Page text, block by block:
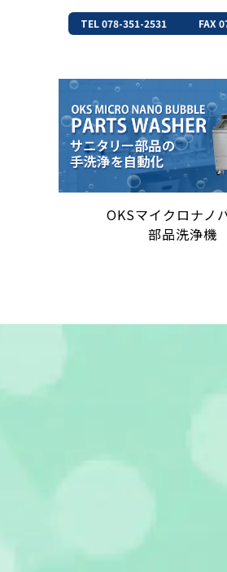
TEL 078-351-2531 FAX
OKSマイクロナノ
部品洗浄機